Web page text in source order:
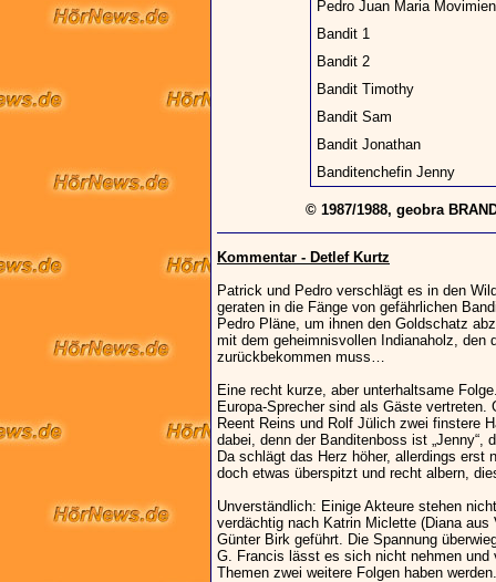
Pedro Juan Maria
Bandit 1
Bandit 2
Bandit Timothy
Bandit Sam
Bandit Jonathan
Banditenchefin Jenny
© 1987/1988, geobra
Kommentar - Detlef Kurtz
Patrick und Pedro verschlägt es in den
geraten in die Fänge von gefährlichen
Pedro Pläne, um ihnen den Goldschatz
mit dem geheimnisvollen Indianaholz, den
zurückbekommen muss…
Eine recht kurze, aber unterhaltsame
Europa-Sprecher sind als Gäste vertreten.
Reent Reins und Rolf Jülich zwei finstere
dabei, denn der Banditenboss ist „Jenny“,
Da schlägt das Herz höher, allerdings erst
doch etwas überspitzt und recht albern,
Unverständlich: Einige Akteure stehen
verdächtig nach Katrin Miclette (Diana
Günter Birk geführt. Die Spannung
G. Francis lässt es sich nicht nehmen
Themen zwei weitere Folgen haben werden.